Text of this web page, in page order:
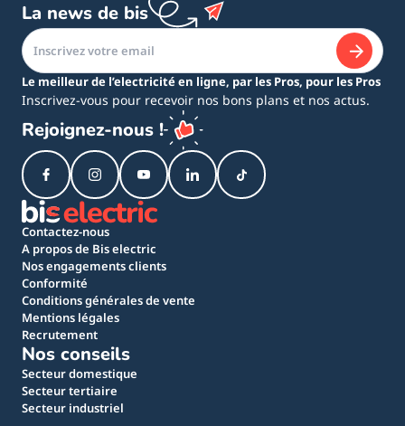
La news de bis
Le meilleur de l’electricité en ligne, par les Pros, pour les Pros
Inscrivez-vous pour recevoir nos bons plans et nos actus.
Rejoignez-nous !
Contactez-nous
A propos de Bis electric
Nos engagements clients
Conformité
Conditions générales de vente
Mentions légales
Recrutement
Nos conseils
Secteur domestique
Secteur tertiaire
Secteur industriel